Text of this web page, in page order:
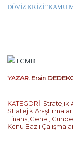
DÖVİZ KRİZİ “KAMU
YAZAR: Ersin
KATEGORİ: Stratejik
Stratejik
Finans, Genel,
Konu Bazlı